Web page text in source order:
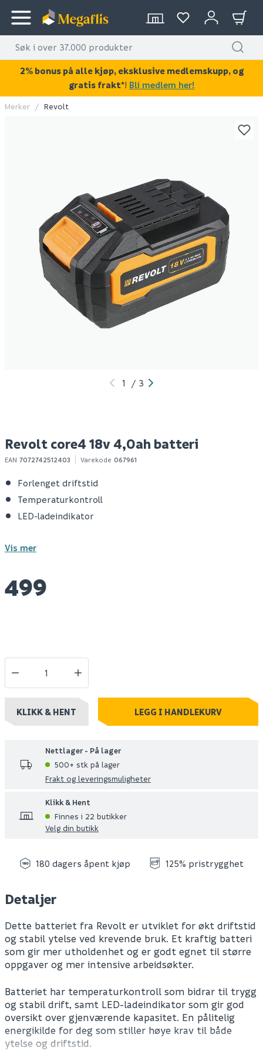
Revolt surge 18v 2,4a
hurtiglader
Revolt titan 2x18v
gressklipper børsteløs
Spar 300
Merker Revolt
1 / 3
Revolt core4 18v 4,0ah batteri
EAN 7072742512403 Varekode 067961
Forlenget driftstid
Temperaturkontroll
LED-ladeindikator
Vis mer
499
KLIKK & HENT LEGG I HANDLEKURV
Nettlager - På lager
500+ stk på lager
Frakt og leveringsmuligheter
Klikk & Hent
Finnes i 22 butikker
Velg din butikk
180 dagers åpent kjøp 125% pristrygghet
Detaljer
Dette batteriet fra Revolt er utviklet for økt driftstid
og stabil ytelse ved krevende bruk. Et kraftig batteri
som gir mer utholdenhet og er godt egnet til større
oppgaver og mer intensive arbeidsøkter.
Batteriet har temperaturkontroll som bidrar til trygg
og stabil drift, samt LED-ladeindikator som gir god
oversikt over gjenværende kapasitet. En pålitelig
energikilde for deg som stiller høye krav til både
ytelse og driftstid.
2% bonus på alle kjøp, eksklusive medlemskupp, og
gratis frakt*! Bli medlem her!